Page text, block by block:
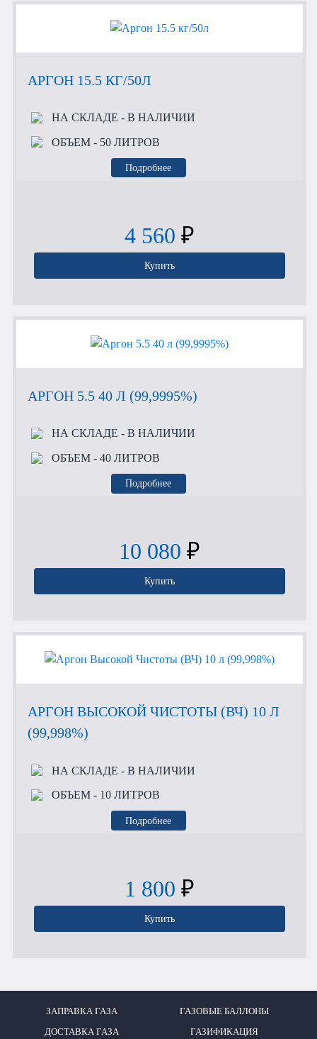
АРГОН 15.5 КГ/50Л
НА СКЛАДЕ - В НАЛИЧИИ
ОБЪЕМ- 50 ЛИТРОВ
Подробнее
4 560 ₽
Купить
АРГОН 5.5 40 Л (99,9995%)
НА СКЛАДЕ - В НАЛИЧИИ
ОБЪЕМ- 40 ЛИТРОВ
Подробнее
10 080 ₽
Купить
АРГОН ВЫСОКОЙ ЧИСТОТЫ (ВЧ) 10 Л
(99,998%)
НА СКЛАДЕ - В НАЛИЧИИ
ОБЪЕМ- 10 ЛИТРОВ
Подробнее
1 800 ₽
Купить
ЗАПРАВКА ГАЗА ГАЗОВЫЕ БАЛЛОНЫ
ДОСТАВКА ГАЗА ГАЗИФИКАЦИЯ